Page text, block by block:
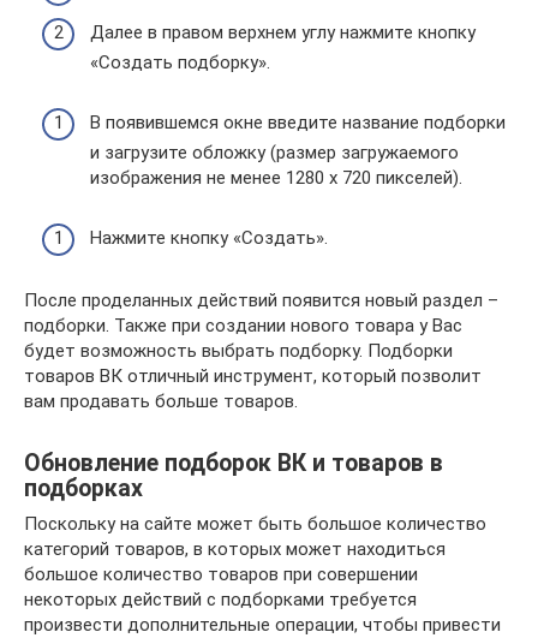
Далее в правом верхнем углу нажмите кнопку
«Создать подборку».
В появившемся окне введите название подборки
и загрузите обложку (размер загружаемого
изображения не менее 1280 х 720 пикселей).
Нажмите кнопку «Создать».
После проделанных действий появится новый раздел –
подборки. Также при создании нового товара у Вас
будет возможность выбрать подборку. Подборки
товаров ВК отличный инструмент, который позволит
вам продавать больше товаров.
Обновление подборок ВК и товаров в
подборках
Поскольку на сайте может быть большое количество
категорий товаров, в которых может находиться
большое количество товаров при совершении
некоторых действий с подборками требуется
произвести дополнительные операции, чтобы привести